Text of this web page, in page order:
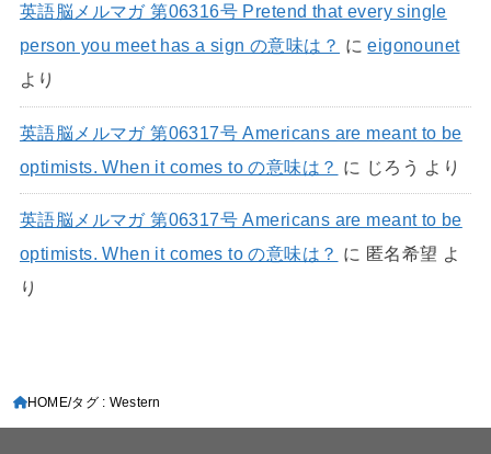
英語脳メルマガ 第06316号 Pretend that every single
person you meet has a sign の意味は？ にeigonounet
より
英語脳メルマガ 第06317号 Americans are meant to be
optimists. When it comes to の意味は？ に じろう より
英語脳メルマガ 第06317号 Americans are meant to be
optimists. When it comes to の意味は？ に 匿名希望 よ
り
HOME タグ : Western